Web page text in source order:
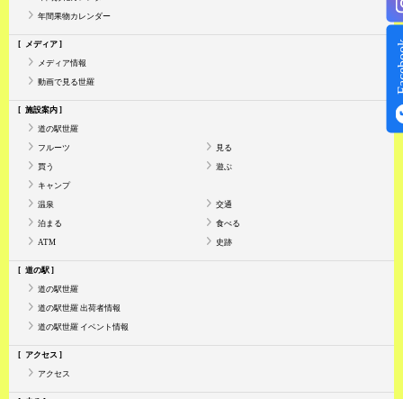
年間果物カレンダー
メディア
メディア情報
動画で見る世羅
施設案内
道の駅世羅
フルーツ 見る
買う 遊ぶ
キャンプ
温泉 交通
泊まる 食べる
ATM 史跡
道の駅
道の駅世羅
道の駅世羅 出荷者情報
道の駅世羅 イベント情報
アクセス
アクセス